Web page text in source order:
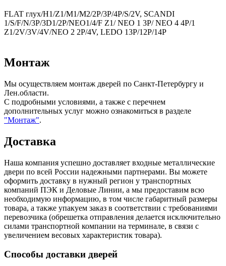
FLAT глух/H1/Z1/M1/M2/2P/3P/4P/S/2V, SCANDI
1/S/F/N/3P/3D1/2P/NEO1/4/F Z1/ NEO 1 3P/ NEO 4 4P/1
Z1/2V/3V/4V/NEO 2 2P/4V, LEDO 13P/12P/14P
Монтаж
Мы осуществляем монтаж дверей по Санкт-Петербургу и
Лен.области.
С подробными условиями, а также с перечнем
дополнительных услуг можно ознакомиться в разделе
"Монтаж".
Доставка
Наша компания успешно доставляет входные металлические
двери по всей России надежными партнерами. Вы можете
оформить доставку в нужный регион у транспортных
компаний ПЭК и Деловые Линии, а мы предоставим всю
необходимую информацию, в том числе габаритный размеры
товара, а также упакуем заказ в соответствии с требованиями
перевозчика (обрешетка отправления делается исключительно
силами транспортной компании на терминале, в связи с
увеличением весовых характеристик товара).
Способы доставки дверей